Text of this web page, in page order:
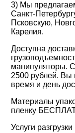
3) Мы
Санкт-
Псковскую,
Карелия.
Доступна
манипуляторы.
2500 рублей. Вы
время и день
Материалы
пленку
Услуги